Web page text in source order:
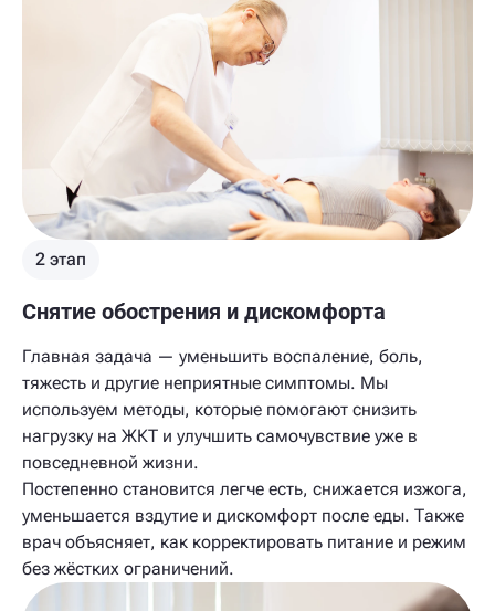
2 этап
Снятие обострения и дискомфорта
Главная задача — уменьшить воспаление, боль,
тяжесть и другие неприятные симптомы. Мы
используем методы, которые помогают снизить
нагрузку на ЖКТ и улучшить самочувствие уже в
повседневной жизни.
Постепенно становится легче есть, снижается изжога,
уменьшается вздутие и дискомфорт после еды. Также
врач объясняет, как корректировать питание и режим
без жёстких ограничений.